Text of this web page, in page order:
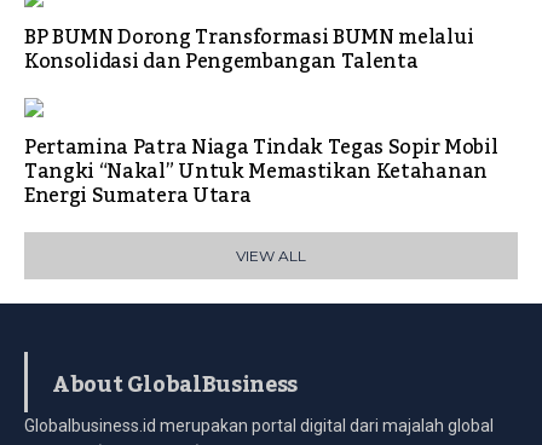
BP BUMN Dorong Transformasi BUMN melalui
Konsolidasi dan Pengembangan Talenta
Pertamina Patra Niaga Tindak Tegas Sopir Mobil
Tangki “Nakal” Untuk Memastikan Ketahanan
Energi Sumatera Utara
VIEW ALL
About GlobalBusiness
Globalbusiness.id merupakan portal digital dari majalah global